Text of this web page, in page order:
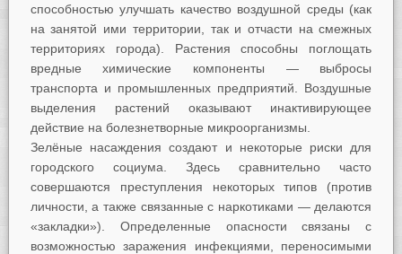
способностью улучшать качество воздушной среды (как
на занятой ими территории, так и отчасти на смежных
территориях города). Растения способны поглощать
вредные химические компоненты — выбросы
транспорта и промышленных предприятий. Воздушные
выделения растений оказывают инактивирующее
действие на болезнетворные микроорганизмы.
Зелёные насаждения создают и некоторые риски для
городского социума. Здесь сравнительно часто
совершаются преступления некоторых типов (против
личности, а также связанные с наркотиками — делаются
«закладки»). Определенные опасности связаны с
возможностью заражения инфекциями, переносимыми